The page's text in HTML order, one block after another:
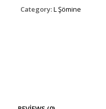
Category:L Şömine